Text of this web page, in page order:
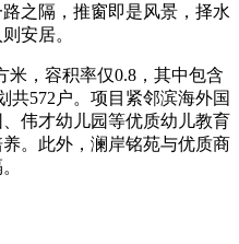
之隔，推窗即是风景，择水
安居。
米，容积率仅0.8，其中包含
共572户。项目紧邻滨海外国
伟才幼儿园等优质幼儿教育
。此外，澜岸铭苑与优质商